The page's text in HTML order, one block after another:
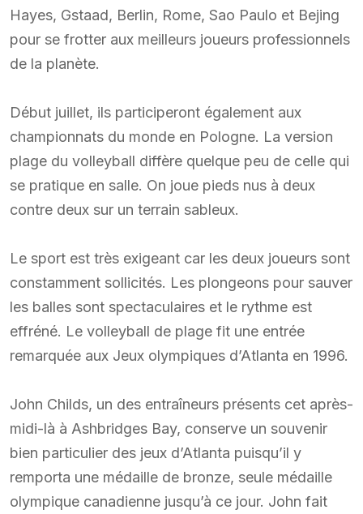
Hayes, Gstaad, Berlin, Rome, Sao Paulo et Bejing
pour se frotter aux meilleurs joueurs professionnels
de la planète.
Début juillet, ils participeront également aux
championnats du monde en Pologne. La version
plage du volleyball diffère quelque peu de celle qui
se pratique en salle. On joue pieds nus à deux
contre deux sur un terrain sableux.
Le sport est très exigeant car les deux joueurs sont
constamment sollicités. Les plongeons pour sauver
les balles sont spectaculaires et le rythme est
effréné. Le volleyball de plage fit une entrée
remarquée aux Jeux olympiques d’Atlanta en 1996.
John Childs, un des entraîneurs présents cet après-
midi-là à Ashbridges Bay, conserve un souvenir
bien particulier des jeux d’Atlanta puisqu’il y
remporta une médaille de bronze, seule médaille
olympique canadienne jusqu’à ce jour. John fait